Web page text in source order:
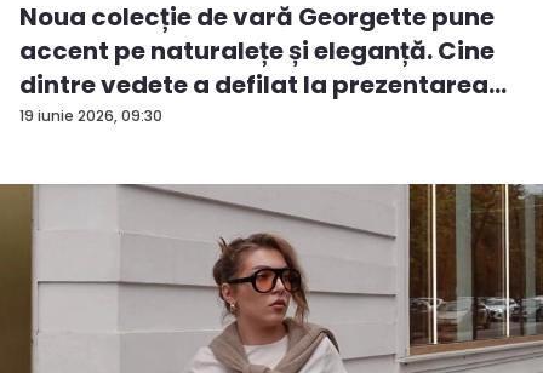
19 iunie 2026, 09:30
Noua colecție de vară Georgette pune
accent pe naturalețe și eleganță. Cine
dintre vedete a defilat la prezentarea
d...